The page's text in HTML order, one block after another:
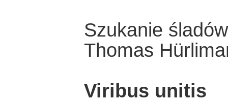
Szukanie
Thomas
Viribus unitis